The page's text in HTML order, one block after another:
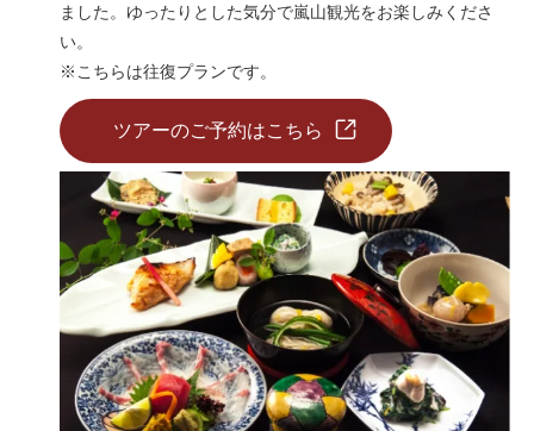
ました。ゆったりとした気分で嵐山観光をお楽しみくださ
い。
※こちらは往復プランです。
ツアーのご予約はこちら